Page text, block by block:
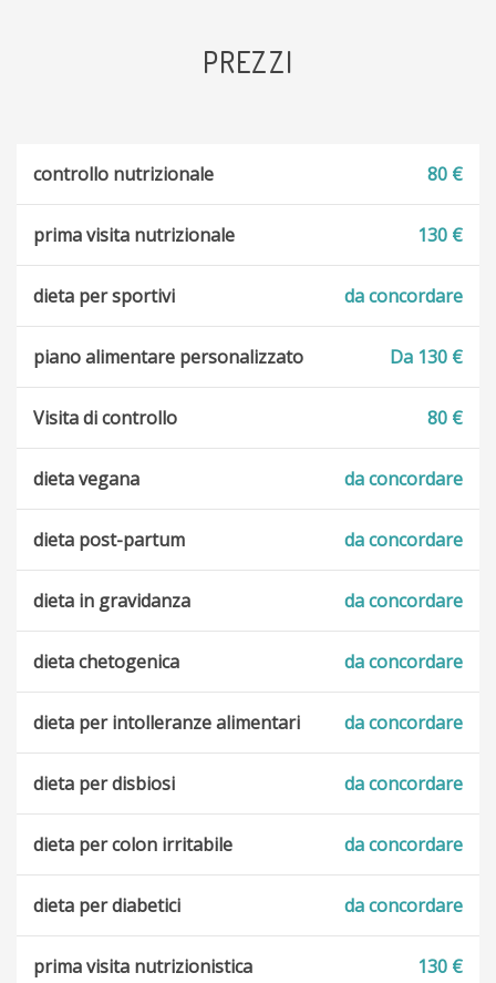
PREZZI
controllo nutrizionale 80 €
prima visita nutrizionale 130 €
dieta per sportivi da concordare
piano alimentare personalizzato Da 130 €
Visita di controllo 80 €
dieta vegana da concordare
dieta post-partum da concordare
dieta in gravidanza da concordare
dieta chetogenica da concordare
dieta per intolleranze alimentari da concordare
dieta per disbiosi da concordare
dieta per colon irritabile da concordare
dieta per diabetici da concordare
prima visita nutrizionistica 130 €